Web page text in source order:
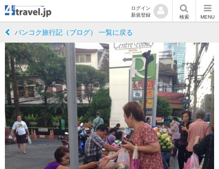
ログイン
新規登録
検索 MENU
バンコク旅行記（ブログ） 一覧に戻る